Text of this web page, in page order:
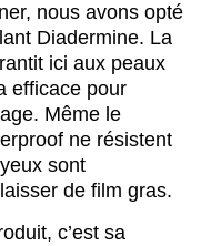
nous avons opté
Diadermine. La
ici aux peaux
efficace pour
Même le
ne résistent
sont
de film gras.
c’est sa